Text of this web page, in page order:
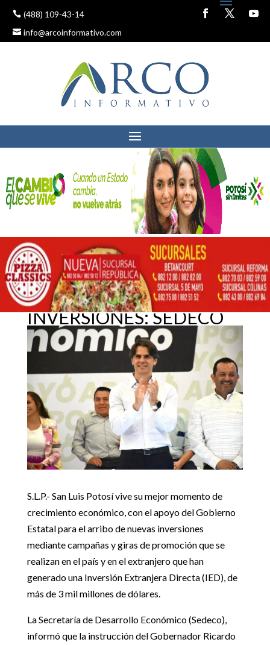
(488) 109-43-14
info@arcoinformativo.com
 Inicio 5 GobEdo 5
TIENE SAN LUIS POTOSÍ MEJOR MOMENTO EN
CRECIMIENTO E INVERSIONES: SEDECO
TIENE SAN LUIS POTOSÍ
MEJOR MOMENTO EN
CRECIMIENTO E
INVERSIONES: SEDECO
GobEdo
30 junio, 2023
S.L.P.- San Luis Potosí vive su mejor momento de
crecimiento económico, con el apoyo del Gobierno
Estatal para el arribo de nuevas inversiones
mediante campañas y giras de promoción que se
realizan en el país y en el extranjero que han
generado una Inversión Extranjera Directa (IED), de
más de 3 mil millones de dólares.
La Secretaría de Desarrollo Económico (Sedeco),
informó que la instrucción del Gobernador Ricardo